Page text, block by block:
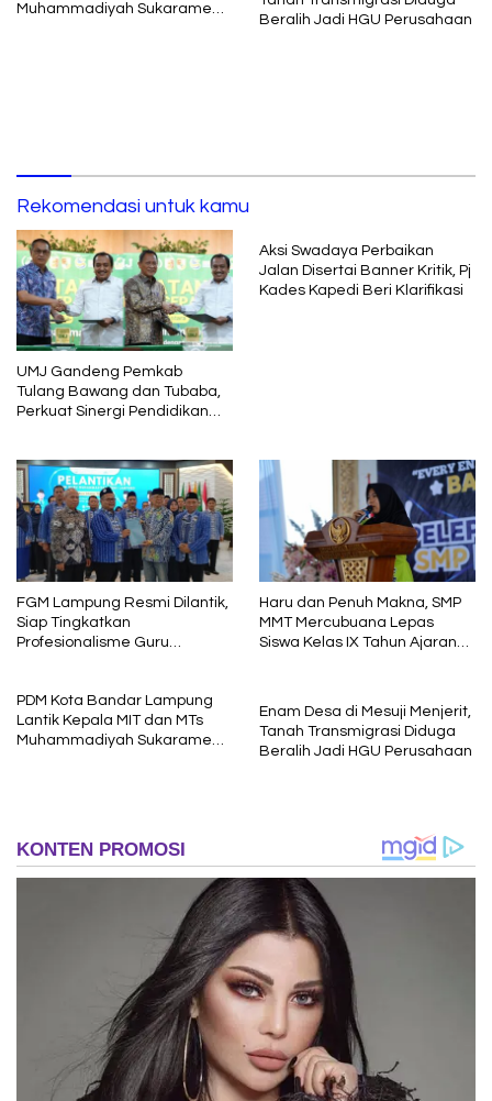
Muhammadiyah Sukarame
Beralih Jadi HGU Perusahaan
Rekomendasi untuk kamu
UMJ Gandeng Pemkab
Tulang Bawang dan Tubaba,
Perkuat Sinergi Pendidikan
Aksi Swadaya Perbaikan
Jalan Disertai Banner Kritik, Pj
Kades Kapedi Beri Klarifikasi
FGM Lampung Resmi Dilantik,
Siap Tingkatkan
Profesionalisme Guru
Haru dan Penuh Makna, SMP
MMT Mercubuana Lepas
Siswa Kelas IX Tahun Ajaran
PDM Kota Bandar Lampung
Lantik Kepala MIT dan MTs
Muhammadiyah Sukarame
Enam Desa di Mesuji Menjerit,
Tanah Transmigrasi Diduga
Beralih Jadi HGU Perusahaan